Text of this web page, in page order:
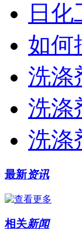
日
如何
洗涤
洗涤
洗涤
最新资讯
相关新闻